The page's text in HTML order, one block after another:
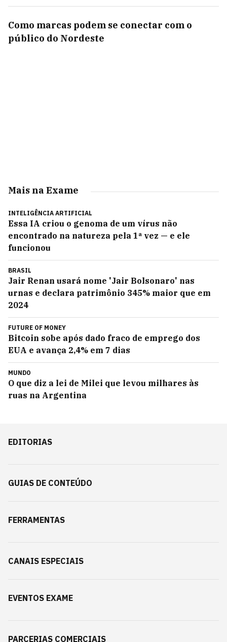
Como marcas podem se conectar com o
público do Nordeste
Mais na Exame
INTELIGÊNCIA ARTIFICIAL
Essa IA criou o genoma de um vírus não
encontrado na natureza pela 1ª vez — e ele
funcionou
BRASIL
Jair Renan usará nome 'Jair Bolsonaro' nas
urnas e declara patrimônio 345% maior que em
2024
FUTURE OF MONEY
Bitcoin sobe após dado fraco de emprego dos
EUA e avança 2,4% em 7 dias
MUNDO
O que diz a lei de Milei que levou milhares às
ruas na Argentina
EDITORIAS
GUIAS DE CONTEÚDO
FERRAMENTAS
CANAIS ESPECIAIS
EVENTOS EXAME
PARCERIAS COMERCIAIS